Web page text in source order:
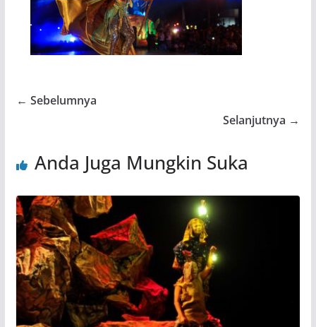
← Sebelumnya
Selanjutnya →
Anda Juga Mungkin Suka